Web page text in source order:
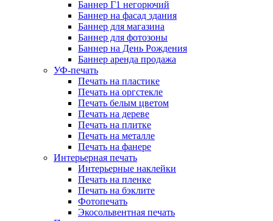
Баннер Г1 негорючий
Баннер на фасад здания
Баннер для магазина
Баннер для фотозоны
Баннер на День Рождения
Баннер аренда продажа
УФ-печать
Печать на пластике
Печать на оргстекле
Печать белым цветом
Печать на дереве
Печать на плитке
Печать на металле
Печать на фанере
Интерьерная печать
Интерьерные наклейки
Печать на пленке
Печать на бэклите
Фотопечать
Экосольвентная печать